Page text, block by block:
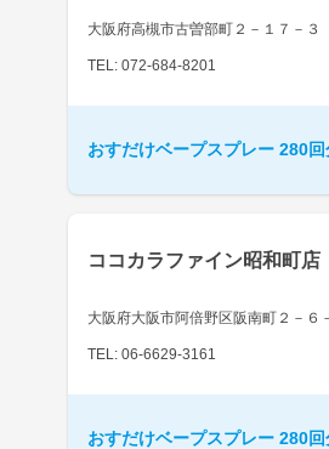
大阪府高槻市古曽部町２－１７－３
TEL: 072-684-8201
おすだけベープスプレー 280回
ココカラファイン昭和町店
大阪府大阪市阿倍野区阪南町２－６
TEL: 06-6629-3161
おすだけベープスプレー 280回